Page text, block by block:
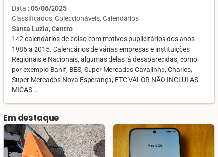
Data :05/06/2025
Classificados Coleccionáveis Calendários
Santa Luzia, Centro
142 calendários de bolso com motivos puplicitários dos anos
1986 a 2015. Calendários de várias empresas e instituições
Regionais e Nacionais, algumas delas já desaparecidas, como
por exemplo Banif, BES, Super Mercados Cavalinho, Charles,
Super Mercados Nova Esperança, ETC VALOR NÃO INCLUI AS
MICAS...
Em destaque